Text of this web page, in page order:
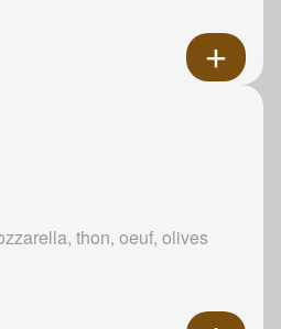
thon, oeuf, olives